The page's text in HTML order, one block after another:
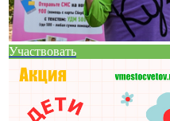
Участвовать